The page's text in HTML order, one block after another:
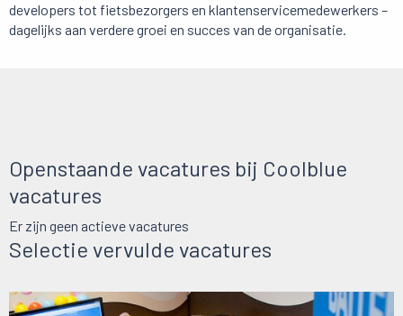
developers tot fietsbezorgers en klantenservicemedewerkers –
dagelijks aan verdere groei en succes van de organisatie.
Selectie vervulde vacatures
Openstaande vacatures bij Coolblue
vacatures
Er zijn geen actieve vacatures